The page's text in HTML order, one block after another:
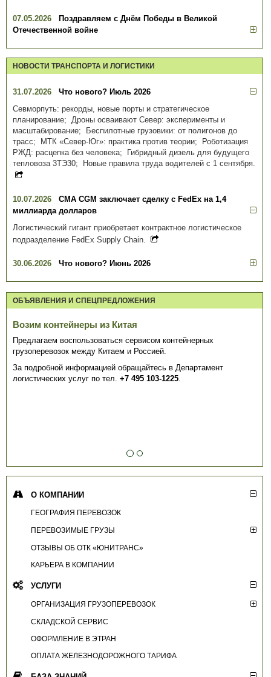
07.05.2026
Поздравляем с Днём Победы в Великой
Отечественной войне
НОВОСТИ ТРАНСПОРТА И ЛОГИСТИКИ
31.07.2026
Что нового? Июль 2026
Севморпуть: рекорды, новые порты и стратегическое
планирование; Дроны осваивают Север: эксперименты и
масштабирование; Беспилотные грузовики: от полигонов до
трасс; МТК «Север-Юг»: практика против теории; Роботизация
РЖД: расцепка без человека; Гибридный дизель для будущего
тепловоза 3ТЭ30; Новые правила труда водителей с 1 сентября.
10.07.2026
CMA CGM заключает сделку с FedEx на 1,4
миллиарда долларов
Логистический гигант приобретает контрактное логистическое
подразделение FedEx Supply Chain.
30.06.2026 Что нового? Июнь 2026
ОБЪЯВЛЕНИЯ И СПЕЦПРЕДЛОЖЕНИЯ
Возим контейнеры из Китая
Предлагаем воспользоваться сервисом контейнерных
грузоперевозок между Китаем и Россией.
За подробной информацией обращайтесь в Департамент
логистических услуг по тел. +7 495 103-1225
О КОМПАНИИ
ГЕОГРАФИЯ ПЕРЕВОЗОК
ПЕРЕВОЗИМЫЕ ГРУЗЫ
ОТЗЫВЫ ОБ ОТК «ЮНИТРАНС»
КАРЬЕРА В КОМПАНИИ
УСЛУГИ
ОРГАНИЗАЦИЯ ГРУЗОПЕРЕВОЗОК
СКЛАДСКОЙ СЕРВИС
ОФОРМЛЕНИЕ В ЭТРАН
ОПЛАТА ЖЕЛЕЗНОДОРОЖНОГО ТАРИФА